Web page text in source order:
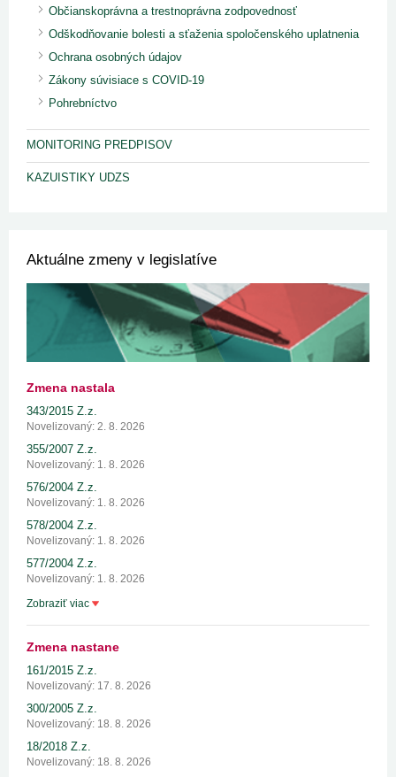
Občianskoprávna a trestnoprávna zodpovednosť
Odškodňovanie bolesti a sťaženia spoločenského uplatnenia
Ochrana osobných údajov
Zákony súvisiace s COVID-19
Pohrebníctvo
MONITORING PREDPISOV
KAZUISTIKY UDZS
Aktuálne zmeny v legislatíve
Zmena nastala
343/2015 Z.z.
Novelizovaný: 2. 8. 2026
355/2007 Z.z.
Novelizovaný: 1. 8. 2026
576/2004 Z.z.
Novelizovaný: 1. 8. 2026
578/2004 Z.z.
Novelizovaný: 1. 8. 2026
577/2004 Z.z.
Novelizovaný: 1. 8. 2026
Zobraziť viac
Zmena nastane
161/2015 Z.z.
Novelizovaný: 17. 8. 2026
300/2005 Z.z.
Novelizovaný: 18. 8. 2026
18/2018 Z.z.
Novelizovaný: 18. 8. 2026